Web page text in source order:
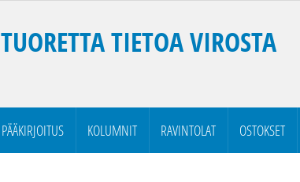
TUORETTA TIETOA VIROSTA
PÄÄKIRJOITUS KOLUMNIT RAVINTOLAT OSTOKSET